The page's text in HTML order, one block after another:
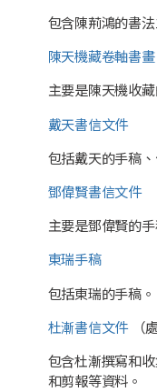
包含陳荊鴻的書
陳天機藏卷軸書畫
主要是陳天機收
戴天書信文件
包括戴天的手稿
鄧偉賢書信文件
主要是鄧偉賢的
東瑞手稿
包括東瑞的手稿。
杜漸書信文件（處
包含杜漸撰寫和
和剪報等資料。